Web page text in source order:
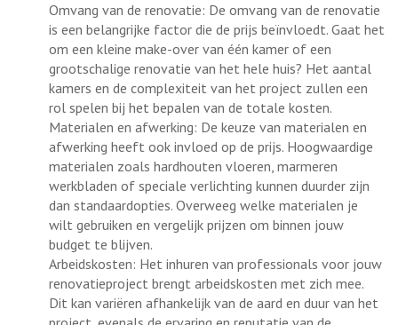
Omvang van de renovatie: De omvang van de renovatie
is een belangrijke factor die de prijs beïnvloedt. Gaat het
om een kleine make-over van één kamer of een
grootschalige renovatie van het hele huis? Het aantal
kamers en de complexiteit van het project zullen een
rol spelen bij het bepalen van de totale kosten.
Materialen en afwerking: De keuze van materialen en
afwerking heeft ook invloed op de prijs. Hoogwaardige
materialen zoals hardhouten vloeren, marmeren
werkbladen of speciale verlichting kunnen duurder zijn
dan standaardopties. Overweeg welke materialen je
wilt gebruiken en vergelijk prijzen om binnen jouw
budget te blijven.
Arbeidskosten: Het inhuren van professionals voor jouw
renovatieproject brengt arbeidskosten met zich mee.
Dit kan variëren afhankelijk van de aard en duur van het